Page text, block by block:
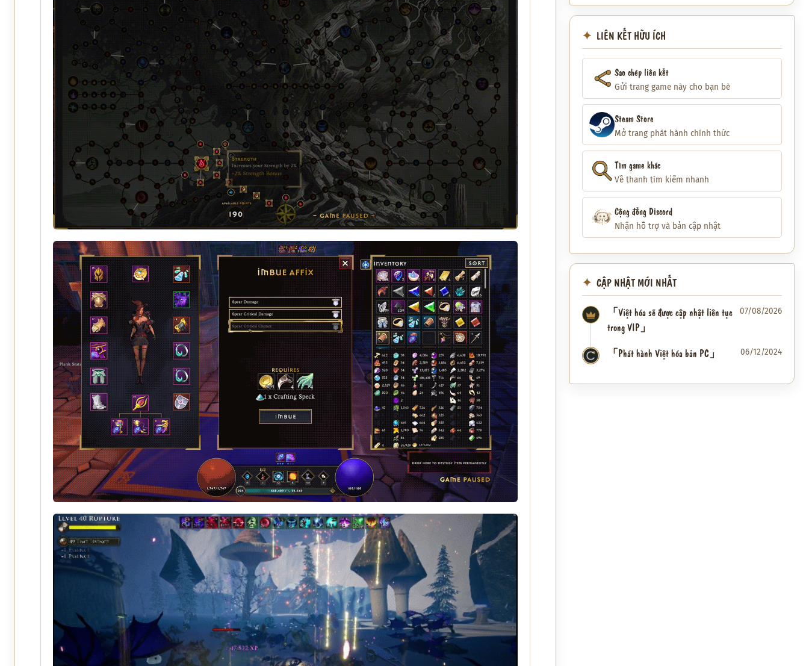
LIÊN KẾT HỮU ÍCH
Sao chép liên kết
Gửi trang game này cho bạn bè
Steam Store
Mở trang phát hành chính thức
Tìm game khác
Về thanh tìm kiếm nhanh
Cộng đồng Discord
Nhận hỗ trợ và bản cập nhật
CẬP NHẬT MỚI NHẤT
「Việt hóa sẽ được cập nhật liên tục
trong VIP」
07/08/2026
✦ 「Phát hành Việt hóa bản PC」 06/12/2024